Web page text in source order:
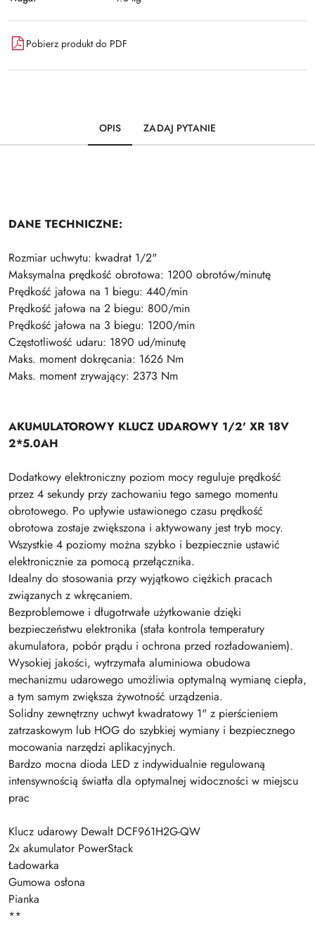
Pobierz produkt do PDF
OPIS ZADAJ PYTANIE
DANE TECHNICZNE:
Rozmiar uchwytu: kwadrat 1/2"
Maksymalna prędkość obrotowa: 1200 obrotów/minutę
Prędkość jałowa na 1 biegu: 440/min
Prędkość jałowa na 2 biegu: 800/min
Prędkość jałowa na 3 biegu: 1200/min
Częstotliwość udaru: 1890 ud/minutę
Maks. moment dokręcania: 1626 Nm
Maks. moment zrywający: 2373 Nm
AKUMULATOROWY KLUCZ UDAROWY 1/2' XR 18V
2*5.0AH
Dodatkowy elektroniczny poziom mocy reguluje prędkość
przez 4 sekundy przy zachowaniu tego samego momentu
obrotowego. Po upływie ustawionego czasu prędkość
obrotowa zostaje zwiększona i aktywowany jest tryb mocy.
Wszystkie 4 poziomy można szybko i bezpiecznie ustawić
elektronicznie za pomocą przełącznika.
Idealny do stosowania przy wyjątkowo ciężkich pracach
związanych z wkręcaniem.
Bezproblemowe i długotrwałe użytkowanie dzięki
bezpieczeństwu elektronika (stała kontrola temperatury
akumulatora, pobór prądu i ochrona przed rozładowaniem).
Wysokiej jakości, wytrzymała aluminiowa obudowa
mechanizmu udarowego umożliwia optymalną wymianę ciepła,
a tym samym zwiększa żywotność urządzenia.
Solidny zewnętrzny uchwyt kwadratowy 1" z pierścieniem
zatrzaskowym lub HOG do szybkiej wymiany i bezpiecznego
mocowania narzędzi aplikacyjnych.
Bardzo mocna dioda LED z indywidualnie regulowaną
intensywnością światła dla optymalnej widoczności w miejscu
prac
Klucz udarowy Dewalt DCF961H2G-QW
2x akumulator PowerStack
Ładowarka
Gumowa osłona
Pianka
**